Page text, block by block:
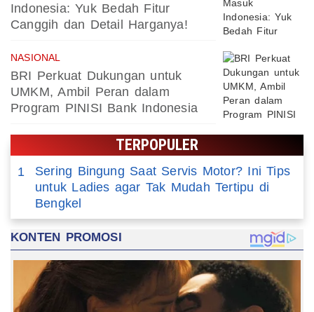
Indonesia: Yuk Bedah Fitur
Canggih dan Detail Harganya!
NASIONAL
BRI Perkuat Dukungan untuk
UMKM, Ambil Peran dalam
Program PINISI Bank Indonesia
TERPOPULER
1
Sering Bingung Saat Servis Motor? Ini Tips
untuk Ladies agar Tak Mudah Tertipu di
Bengkel